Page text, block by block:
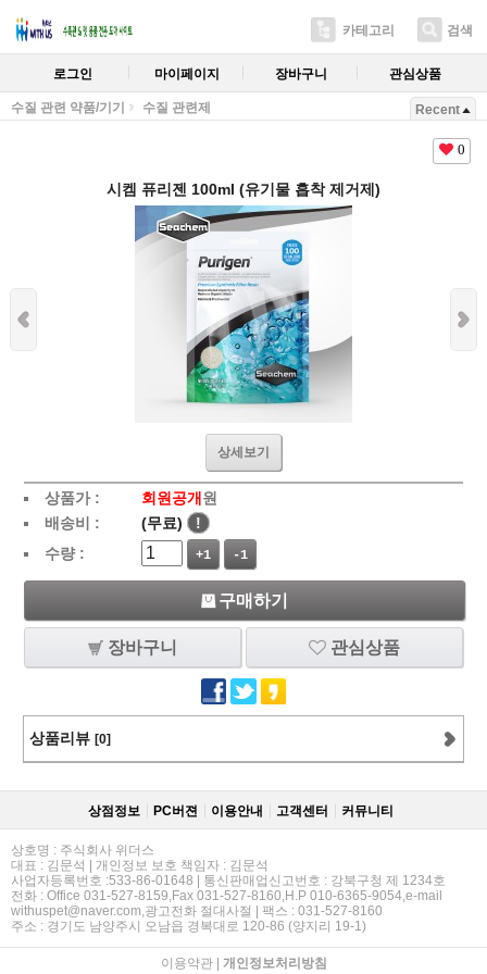
카테고리 검색
로그인 마이페이지 장바구니 관심상품
수질 관련 약품/기기 수질 관련제 Recent
0
시켐 퓨리젠 100ml (유기물 흡착 제거제)
상세보기
상품가 : 회원공개 원
배송비 :
(무료)
!
수량 :
+1 -1
구매하기
장바구니 관심상품
상품리뷰 [0]
상점정보 PC버젼 이용안내 고객센터 커뮤니티
상호명 : 주식회사 위더스
대표 : 김문석 | 개인정보 보호 책임자 : 김문석
사업자등록번호 :533-86-01648 | 통신판매업신고번호 : 강북구청 제 1234호
전화 : Office 031-527-8159,Fax 031-527-8160,H.P 010-6365-9054,e-mail
withuspet@naver.com,광고전화 절대사절 | 팩스 : 031-527-8160
주소 : 경기도 남양주시 오남읍 경복대로 120-86 (양지리 19-1)
이용약관| 개인정보처리방침